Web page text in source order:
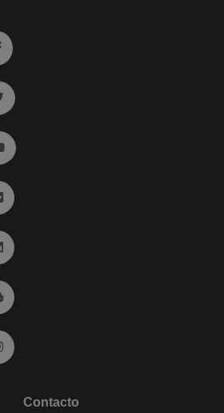
Ir a facebook (abre en ventana nueva)
Ir a twitter (abre en ventana nueva)
Ir a YouTube (abre en ventana nueva)
Ir a Flickr (abre en ventana nueva)
Ir a Linkedin (abre en ventana nueva)
Ir al Blog (abre en ventana nueva)
Ir a Instagram (abre en ventana nueva)
Contacto